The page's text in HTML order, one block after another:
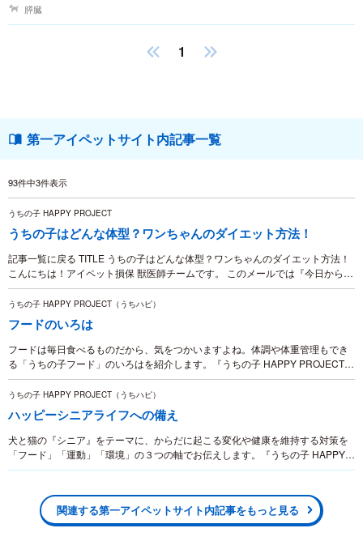
膵臓
1
第一アイペットサイト内記事一覧
93件中3件表示
うちの子 HAPPY PROJECT
うちの子はどんな体型？ワンちゃんのダイエット方法！
記事一覧に戻る TITLE うちの子はどんな体型？ワンちゃんのダイエット方法！
こんにちは！アイペット損保 獣医師チームです。 このメールでは『今日から実
践できる』獣医視点での飼い方情報を毎月お伝えしていきます！ 季節ごとの旬
な食材を...
うちの子 HAPPY PROJECT（うちハピ）
フードのいろは
フードは毎日食べるものだから、気をつかいますよね。体調や体重管理もでき
る「うちの子フード」のいろはを紹介します。『うちの子 HAPPY PROJECT』
は犬・猫の病気や事故を未然に防ぐための対策を紹介する、獣医師監修の専門
情報コンテンツです。
うちの子 HAPPY PROJECT（うちハピ）
ハッピーシニアライフへの備え
犬と猫の『シニア』をテーマに、からだに起こる変化や健康を維持する対策を
「フード」「運動」「環境」の３つの軸でお伝えします。『うちの子 HAPPY
PROJECT』は犬・猫の病気や事故を未然に防ぐための対策を紹介する、獣医師
関連する第一アイペットサイト内記事をもっと見る